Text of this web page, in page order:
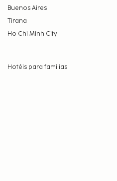
Buenos Aires
Tirana
Ho Chi Minh City
Hotéis para famílias